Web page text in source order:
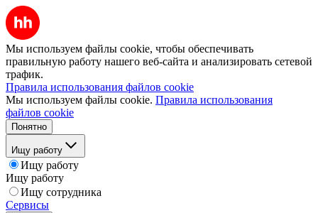
Мы используем файлы cookie, чтобы обеспечивать
правильную работу нашего веб-сайта и анализировать сетевой
трафик.
Правила использования файлов cookie
Мы используем файлы cookie. Правила использования
файлов cookie
Понятно
Ищу работу
Ищу работу
Ищу работу
Ищу сотрудника
Сервисы